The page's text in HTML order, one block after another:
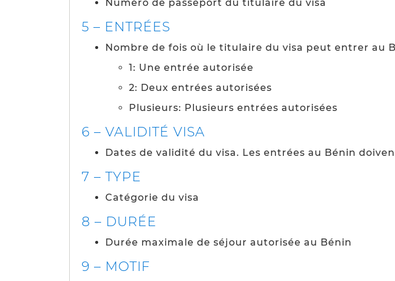
Numéro de passeport du titulaire du visa
5 – ENTRÉES
Nombre de fois où le titulaire du visa peut entrer au
1: Une entrée autorisée
2: Deux entrées autorisées
Plusieurs: Plusieurs entrées autorisées
6 – VALIDITÉ VISA
Dates de validité du visa. Les entrées au Bénin
7 – TYPE
Catégorie du visa
8 – DURÉE
Durée maximale de séjour autorisée au Bénin
9 – MOTIF